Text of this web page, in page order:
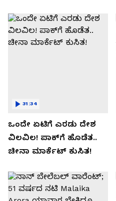
ಒಂದೇ ಏಟಿಗೆ ಎರಡು ದೇಶ
ವಿಲವಿಲ! ಪಾಕ್​​ಗೆ ಹೊಡೆತ..
ಚೀನಾ ಮಾರ್ಕೆಟ್​ ಕುಸಿತ!
31:34